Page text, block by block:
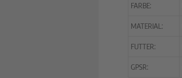
FARBE:
MATERIAL:
FUTTER:
GPSR: